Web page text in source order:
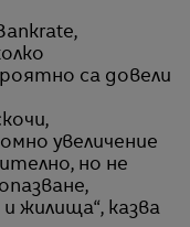
са довели
увеличение
но не
жилища“, казва